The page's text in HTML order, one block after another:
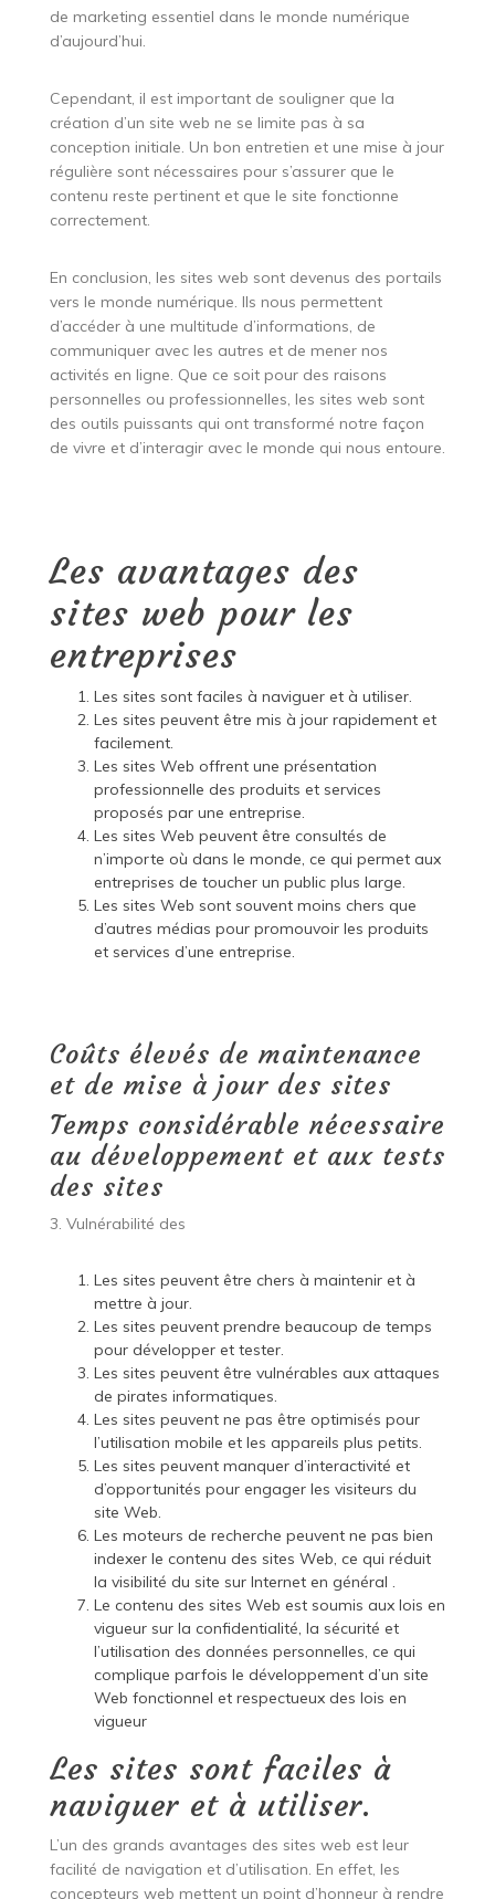
de marketing essentiel dans le monde numérique
d’aujourd’hui.
Cependant, il est important de souligner que la
création d’un site web ne se limite pas à sa
conception initiale. Un bon entretien et une mise à jour
régulière sont nécessaires pour s’assurer que le
contenu reste pertinent et que le site fonctionne
correctement.
En conclusion, les sites web sont devenus des portails
vers le monde numérique. Ils nous permettent
d’accéder à une multitude d’informations, de
communiquer avec les autres et de mener nos
activités en ligne. Que ce soit pour des raisons
personnelles ou professionnelles, les sites web sont
des outils puissants qui ont transformé notre façon
de vivre et d’interagir avec le monde qui nous entoure.
Les avantages des
sites web pour les
entreprises
Les sites sont faciles à naviguer et à utiliser.
Les sites peuvent être mis à jour rapidement et
facilement.
Les sites Web offrent une présentation
professionnelle des produits et services
proposés par une entreprise.
Les sites Web peuvent être consultés de
n’importe où dans le monde, ce qui permet aux
entreprises de toucher un public plus large.
Les sites Web sont souvent moins chers que
d’autres médias pour promouvoir les produits
et services d’une entreprise.
Coûts élevés de maintenance
et de mise à jour des sites
Temps considérable nécessaire
au développement et aux tests
des sites
3. Vulnérabilité des
Les sites peuvent être chers à maintenir et à
mettre à jour.
Les sites peuvent prendre beaucoup de temps
pour développer et tester.
Les sites peuvent être vulnérables aux attaques
de pirates informatiques.
Les sites peuvent ne pas être optimisés pour
l’utilisation mobile et les appareils plus petits.
Les sites peuvent manquer d’interactivité et
d’opportunités pour engager les visiteurs du
site Web.
Les moteurs de recherche peuvent ne pas bien
indexer le contenu des sites Web, ce qui réduit
la visibilité du site sur Internet en général .
Le contenu des sites Web est soumis aux lois en
vigueur sur la confidentialité, la sécurité et
l’utilisation des données personnelles, ce qui
complique parfois le développement d’un site
Web fonctionnel et respectueux des lois en
vigueur
Les sites sont faciles à
naviguer et à utiliser.
L’un des grands avantages des sites web est leur
facilité de navigation et d’utilisation. En effet, les
concepteurs web mettent un point d’honneur à rendre